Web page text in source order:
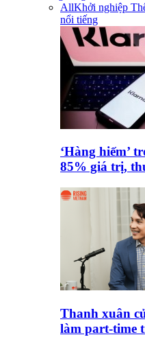
AllKhởi nghiệp
nổi tiếng
‘Hàng hiếm’
85% giá trị,
Thanh xuân
làm part-time